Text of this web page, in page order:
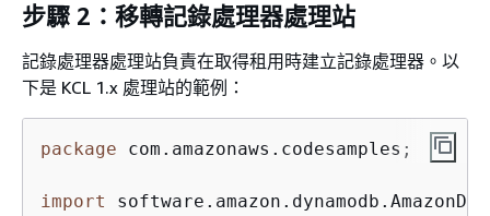
步驟 2：移轉記錄處理器處理站
記錄處理器處理站負責在取得租用時建立記錄處理器。以
下是 KCL 1.x 處理站的範例：
package com.amazonaws.codesamples;
import